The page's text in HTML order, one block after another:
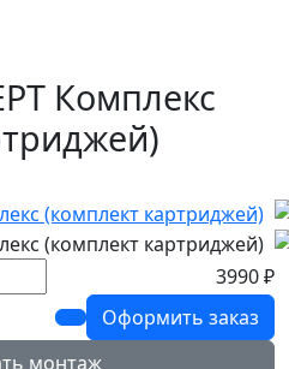
Комплекс
3990 ₽
Оформить заказ
монтаж